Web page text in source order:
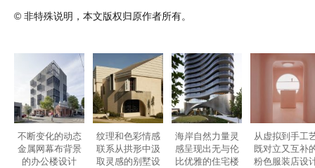
© 非特殊说明，本文版权归原作者所有。
不断变化的动态
金属网幕布背景
的办公楼设计
纹理和色彩情感
联系从拱形中汲
取灵感的别墅设
海岸自然力量灵
感呈现出无与伦
比优雅的住宅楼
从虚拟到手工
既对立又互补
粉色服装店设